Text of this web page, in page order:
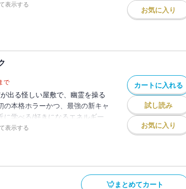
ト戦争が勃発してしまい・・・!?
表示する
お気に入り
で
出る怪しい屋敷で、幽霊を操る
の本格ホラーかつ、最強の新キャ
に学べる/好きになるエネルギー
ラハラのロボットバトルを通じ
表示する
カートに入れる
試し読み
お気に入り
まとめてカート